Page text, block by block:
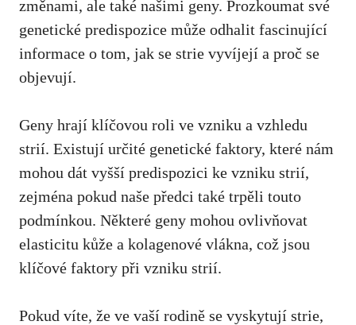
změnami, ale také našimi geny. ⁣Prozkoumat své
genetické ‌predispozice může odhalit fascinující
⁢informace o tom, jak​ se strie vyvíjejí ⁢a​ proč⁢ se
objevují.
Geny hrají ⁢klíčovou roli ve‌ vzniku ​a⁢ vzhledu
strií.‌ Existují ⁢určité genetické ‌faktory, které nám
mohou dát vyšší predispozici ke vzniku strií,
zejména‌ pokud naše předci‍ také trpěli touto
podmínkou. ⁢Některé geny mohou ovlivňovat
elasticitu kůže a kolagenové vlákna, což jsou
klíčové faktory při vzniku strií.
Pokud víte, že ve‌ vaší⁤ rodině se vyskytují⁣ strie,​